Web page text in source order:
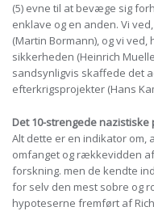
(5) evne til at bevæge sig
enklave og en anden. Vi
(Martin Bormann), og vi
sikkerheden (Heinrich
sandsynligvis skaffede det
efterkrigsprojekter (Hans
Det 10-strengede
Alt dette er en indikator om,
omfanget og rækkevidden
forskning. men de kendte
for selv den mest sobre og
hypoteserne fremført af